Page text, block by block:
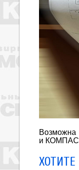
Возможна
и КОМПАС-